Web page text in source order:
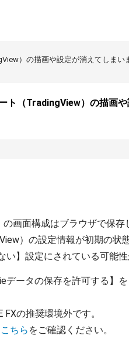
）の描画や設定が消えてしまい
ト（TradingView）の描画
画面構成はブラウザで保存
）の設定情報が初期の
データの保存を許可する】
の推奨環境外です。
こちら をご確認ください。